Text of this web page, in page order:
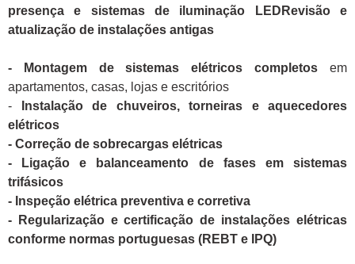
presença e sistemas de iluminação LEDRevisão e
atualização de instalações antigas
- Montagem de sistemas elétricos completos em
apartamentos, casas, lojas e escritórios
-
Instalação de chuveiros, torneiras e aquecedores
elétricos
- Correção de sobrecargas elétricas
- Ligação e balanceamento de fases em sistemas
trifásicos
- Inspeção elétrica preventiva e corretiva
- Regularização e certificação de instalações elétricas
conforme normas portuguesas (REBT e IPQ)